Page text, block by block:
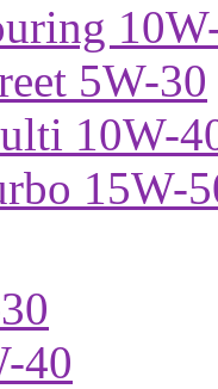
5W-30
10W-
15W-
40